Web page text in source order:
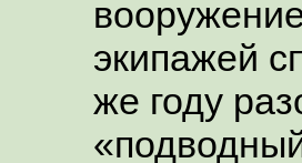
экипажей
же году